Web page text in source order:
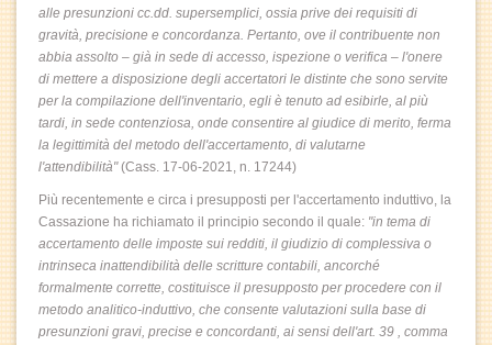
alle presunzioni cc.dd. supersemplici, ossia prive dei requisiti di
gravità, precisione e concordanza. Pertanto, ove il contribuente non
abbia assolto – già in sede di accesso, ispezione o verifica – l'onere
di mettere a disposizione degli accertatori le distinte che sono servite
per la compilazione dell'inventario, egli è tenuto ad esibirle, al più
tardi, in sede contenziosa, onde consentire al giudice di merito, ferma
la legittimità del metodo dell'accertamento, di valutarne
l'attendibilità"(Cass. 17-06-2021, n. 17244)
Più recentemente e circa i presupposti per l'accertamento induttivo, la
Cassazione ha richiamato il principio secondo il quale: "in tema di
accertamento delle imposte sui redditi, il giudizio di complessiva o
intrinseca inattendibilità delle scritture contabili, ancorché
formalmente corrette, costituisce il presupposto per procedere con il
metodo analitico-induttivo, che consente valutazioni sulla base di
presunzioni gravi, precise e concordanti, ai sensi dell'art. 39 , comma